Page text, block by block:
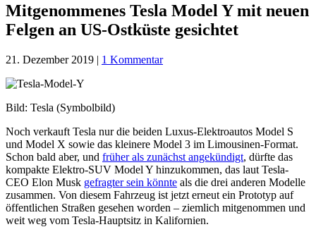
Mitgenommenes Tesla Model Y mit neuen
Felgen an US-Ostküste gesichtet
21. Dezember 2019 | 1 Kommentar
Bild: Tesla (Symbolbild)
Noch verkauft Tesla nur die beiden Luxus-Elektroautos Model S
und Model X sowie das kleinere Model 3 im Limousinen-Format.
Schon bald aber, und früher als zunächst angekündigt, dürfte das
kompakte Elektro-SUV Model Y hinzukommen, das laut Tesla-
CEO Elon Musk gefragter sein könnte als die drei anderen Modelle
zusammen. Von diesem Fahrzeug ist jetzt erneut ein Prototyp auf
öffentlichen Straßen gesehen worden – ziemlich mitgenommen und
weit weg vom Tesla-Hauptsitz in Kalifornien.